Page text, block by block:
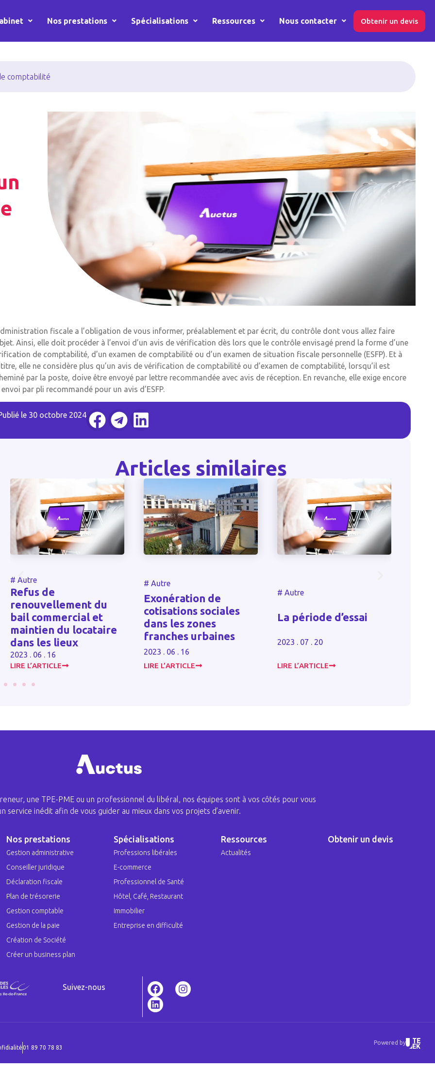
Nos prestations Spécialisations Ressources Nous contacter Obtenir un devis
comptabilité
fiscale a l’obligation de vous informer, préalablement et par écrit, du contrôle dont vous allez faire
Ainsi, elle doit procéder à l’envoi d’un avis de vérification dès lors que le contrôle envisagé prend la forme d’une
de comptabilité, d’un examen de comptabilité ou d’un examen de situation fiscale personnelle (ESFP). Et à
titre, elle ne considère plus qu’un avis de vérification de comptabilité ou d’examen de comptabilité, lorsqu’il est
par la poste, doive être envoyé par lettre recommandée avec avis de réception. En revanche, elle exige encore
envoi par pli recommandé pour un avis d’ESFP.
le 30 octobre 2024
Articles similaires
# Autre
Refus de
renouvellement du
bail commercial et
maintien du locataire
dans les lieux
2023 . 06 . 16
LIRE L’ARTICLE
# Autre
Exonération de
cotisations sociales
dans les zones
franches urbaines
2023 . 06 . 16
LIRE L’ARTICLE
# Autre
La période d’essai
2023 . 07 . 20
LIRE L’ARTICLE
une TPE-PME ou un professionnel du libéral, nos équipes sont à vos côtés pour vous
service inédit afin de vous guider au mieux dans vos projets d’avenir.
Nos prestations
Gestion administrative
Conseiller juridique
Déclaration fiscale
Plan de trésorerie
Gestion comptable
Gestion de la paie
Création de Société
Créer un business plan
Spécialisations
Professions libérales
E-commerce
Professionnel de Santé
Hôtel, Café, Restaurant
Immobilier
Entreprise en difficulté
Ressources
Actualités
Obtenir un devis
Suivez-nous
01 89 70 78 83
Powered by